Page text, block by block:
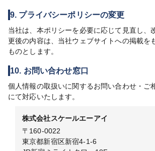
9. プライバシーポリシーの変更
当社は、本ポリシーを必要に応じて見直し、
更後の内容は、当社ウェブサイトへの掲載を
ものとします。
10. お問い合わせ窓口
個人情報の取扱いに関するお問い合わせ・ご
にて対応いたします。
株式会社スケールエーアイ
〒160-0022
東京都新宿区新宿4-1-6